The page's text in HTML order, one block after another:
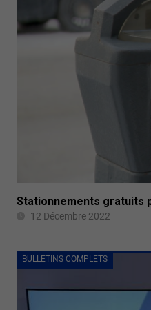
Stationnements gratuits
12 Décembre 2022
BULLETINS COMPLETS